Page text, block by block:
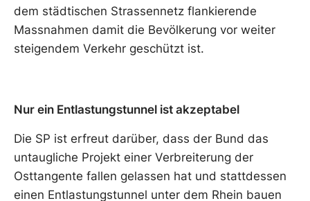
dem städtischen Strassennetz flankierende
Massnahmen damit die Bevölkerung vor weiter
steigendem Verkehr geschützt ist.
Nur ein Entlastungstunnel ist akzeptabel
Die SP ist erfreut darüber, dass der Bund das
untaugliche Projekt einer Verbreiterung der
Osttangente fallen gelassen hat und stattdessen
einen Entlastungstunnel unter dem Rhein bauen